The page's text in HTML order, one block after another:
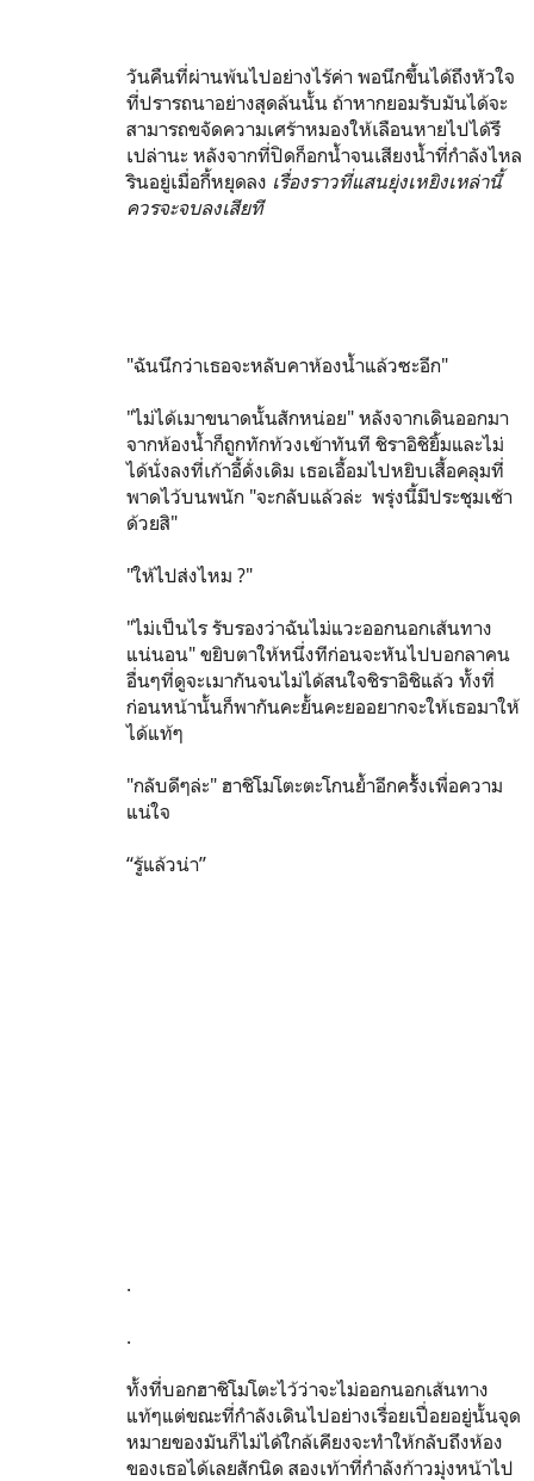
วันคืนที่ผ่านพ้นไปอย่างไร้ค่า พอนึกขึ้นได้ถึงหัวใจ
ที่ปรารถนาอย่างสุดล้นนั้น ถ้าหากยอมรับมันได้จะ
สามารถขจัดความเศร้าหมองให้เลือนหายไปได้รึ
เปล่านะ หลังจากที่ปิดก็อกน้ำจนเสียงน้ำที่กำลังไหล
รินอยู่เมื่อกี้หยุดลง เรื่องราวที่แสนยุ่งเหยิงเหล่านี้
ควรจะจบลงเสียที
"ฉันนึกว่าเธอจะหลับคาห้องน้ำแล้วซะอีก"
"ไม่ได้เมาขนาดนั้นสักหน่อย" หลังจากเดินออกมา
จากห้องน้ำก็ถูกทักท้วงเข้าทันที ชิราอิชิยิ้มและไม่
ได้นั่งลงที่เก้าอี้ดั่งเดิม เธอเอื้อมไปหยิบเสื้อคลุมที่
พาดไว้บนพนัก "จะกลับแล้วล่ะ พรุ่งนี้มีประชุมเช้า
ด้วยสิ"
"ให้ไปส่งไหม ?"
"ไม่เป็นไร รับรองว่าฉันไม่แวะออกนอกเส้นทาง
แน่นอน" ขยิบตาให้หนึ่งทีก่อนจะหันไปบอกลาคน
อื่นๆที่ดูจะเมากันจนไม่ได้สนใจชิราอิชิแล้ว ทั้งที่
ก่อนหน้านั้นก็พากันคะยั้นคะยออยากจะให้เธอมาให้
ได้แท้ๆ
"กลับดีๆล่ะ" ฮาชิโมโตะตะโกนย้ำอีกครัั้งเพื่อความ
แน่ใจ
“รู้แล้วน่า”
.
.
ทั้งที่บอกฮาชิโมโตะไว้ว่าจะไม่ออกนอกเส้นทาง
แท้ๆแต่ขณะที่กำลังเดินไปอย่างเรื่อยเปื่อยอยู่นั้นจุด
หมายของมันก็ไม่ได้ใกล้เคียงจะทำให้กลับถึงห้อง
ของเธอได้เลยสักนิด สองเท้าที่กำลังก้าวมุ่งหน้าไป